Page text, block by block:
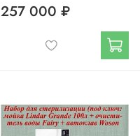
257 000 ₽